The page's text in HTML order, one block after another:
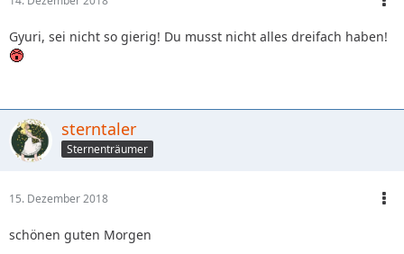
Gyuri, sei nicht so gierig! Du musst nicht alles dreifach haben!
sterntaler
Sternenträumer
15. Dezember 2018
schönen guten Morgen